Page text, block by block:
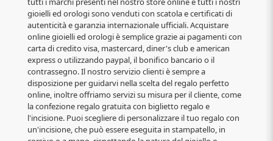
gioielli ed orologi sono venduti con scatola e certificati di
autenticità e garanzia internazionale ufficiali. Acquistare
online gioielli ed orologi è semplice grazie ai pagamenti con
carta di credito visa, mastercard, diner's club e american
express o utilizzando paypal, il bonifico bancario o il
contrassegno. Il nostro servizio clienti è sempre a
disposizione per guidarvi nella scelta del regalo perfetto
online, inoltre offriamo servizi su misura per il cliente, come
la confezione regalo gratuita con biglietto regalo e
l'incisione. Puoi scegliere di personalizzare il tuo regalo con
un'incisione, che può essere eseguita in stampatello, in